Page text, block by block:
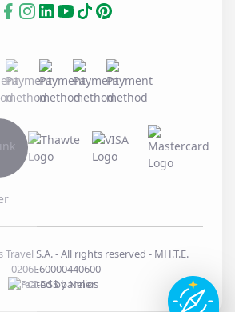
S.A. - All rights reserved - MH.T.E.
0206E60000440600
Created byNelios